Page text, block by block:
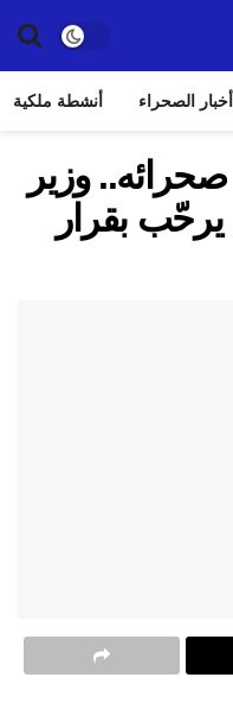
أخبار الصحراء أنشطة ملكية
وزير
يرحّب بقرار